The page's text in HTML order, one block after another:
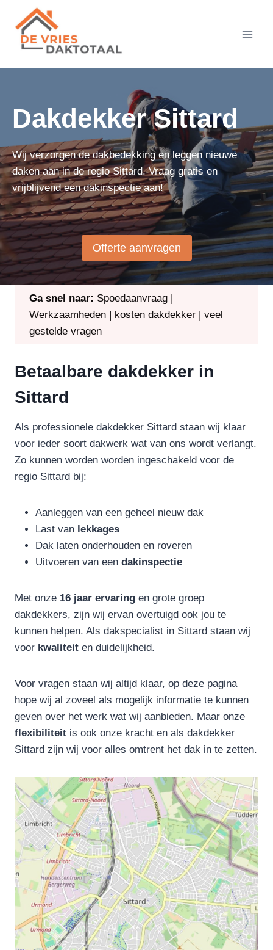
Doorgaan
naar
inhoud
Dakdekker Sittard
Wij verzorgen de dakbedekking en leggen nieuwe
daken aan in de regio Sittard. Vraag gratis en
vrijblijvend een dakinspectie aan!
Offerte aanvragen
Ga snel naar: Spoedaanvraag
Werkzaamheden
kosten dakdekker
veel
gestelde vragen
Betaalbare dakdekker in
Sittard
Als professionele dakdekker Sittard staan wij klaar
voor ieder soort dakwerk wat van ons wordt verlangt.
Zo kunnen worden worden ingeschakeld voor de
regio Sittard bij:
Aanleggen van een geheel nieuw dak
Last van lekkages
Dak laten onderhouden en roveren
Uitvoeren van een dakinspectie
Met onze 16 jaar ervaring en grote groep
dakdekkers, zijn wij ervan overtuigd ook jou te
kunnen helpen. Als dakspecialist in Sittard staan wij
voor kwaliteit en duidelijkheid.
Voor vragen staan wij altijd klaar, op deze pagina
hope wij al zoveel als mogelijk informatie te kunnen
geven over het werk wat wij aanbieden. Maar onze
flexibiliteit is ook onze kracht en als dakdekker
Sittard zijn wij voor alles omtrent het dak in te zetten.